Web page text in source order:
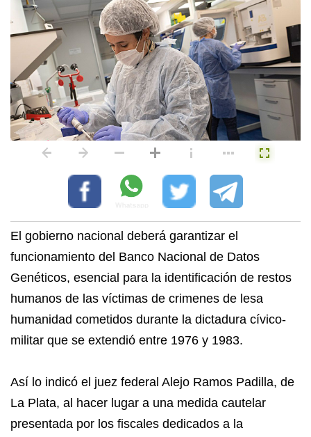
El gobierno nacional deberá garantizar el
funcionamiento del Banco Nacional de Datos
Genéticos, esencial para la identificación de restos
humanos de las víctimas de crimenes de lesa
humanidad cometidos durante la dictadura cívico-
militar que se extendió entre 1976 y 1983.
Así lo indicó el juez federal Alejo Ramos Padilla, de
La Plata, al hacer lugar a una medida cautelar
presentada por los fiscales dedicados a la